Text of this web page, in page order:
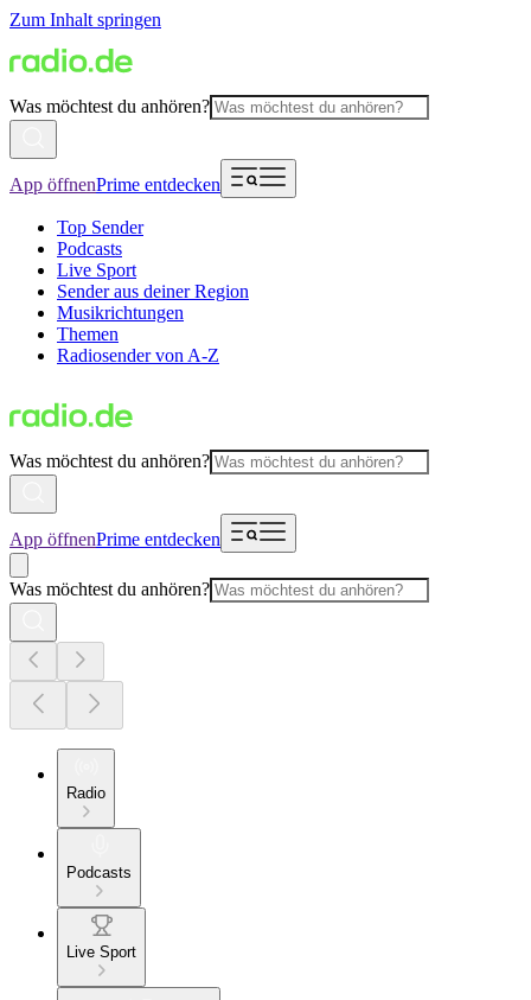
Zum Inhalt springen
Was möchtest du anhören?
App öffnenPrime entdecken
Top Sender
Podcasts
Live Sport
Sender aus deiner Region
Musikrichtungen
Themen
Radiosender von A-Z
Was möchtest du anhören?
App öffnenPrime entdecken
Was möchtest du anhören?
Radio
Podcasts
Live Sport